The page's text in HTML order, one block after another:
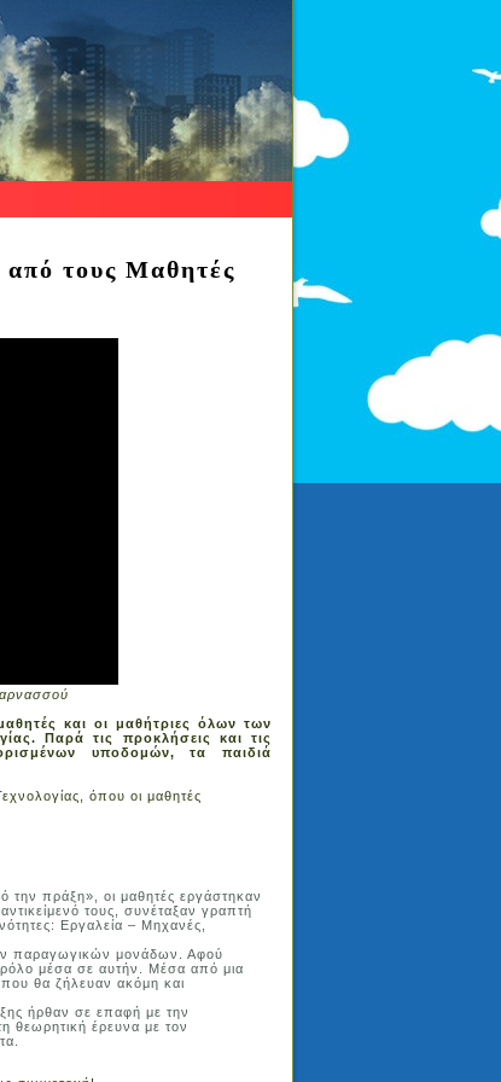
από τους Μαθητές
και οι μαθήτριες όλων των
Παρά τις προκλήσεις και τις
υποδομών, τα παιδιά
όπου οι μαθητές
πράξη», οι μαθητές εργάστηκαν
τους, συνέταξαν γραπτή
Εργαλεία – Μηχανές,
παραγωγικών μονάδων. Αφού
ρόλο μέσα σε αυτήν. Μέσα από μια
θα ζήλευαν ακόμη και
ήρθαν σε επαφή με την
θεωρητική έρευνα με τον